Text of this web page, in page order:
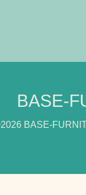
BASE-
BASE-